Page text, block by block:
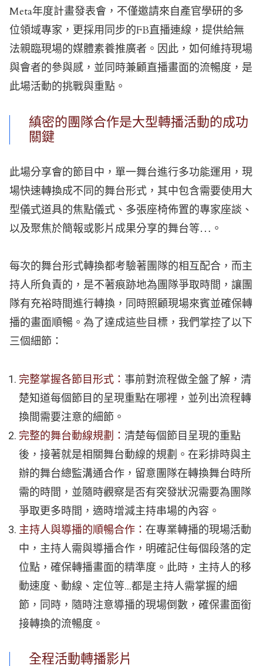
Meta年度計畫發表會，不僅邀請來自產官學研的多
位領域專家，更採用同步的FB直播連線，提供給無
法親臨現場的媒體素養推廣者。因此，如何維持現場
與會者的參與感，並同時兼顧直播畫面的流暢度，是
此場活動的挑戰與重點。
縝密的團隊合作是大型轉播活動的成功
關鍵
此場分享會的節目中，單一舞台進行多功能運用，現
場快速轉換成不同的舞台形式，其中包含需要使用大
型儀式道具的焦點儀式、多張座椅佈置的專家座談、
以及聚焦於簡報或影片成果分享的舞台等…。
每次的舞台形式轉換都考驗著團隊的相互配合，而主
持人所負責的，是不著痕跡地為團隊爭取時間，讓團
隊有充裕時間進行轉換，同時照顧現場來賓並確保轉
播的畫面順暢。為了達成這些目標，我們掌控了以下
三個細節：
完整掌握各節目形式 ： 事前對流程做全盤了解，清
楚知道每個節目的呈現重點在哪裡，並列出流程轉
換間需要注意的細節。
完整的舞台動線規劃 ： 清楚每個節目呈現的重點
後，接著就是相關舞台動線的規劃。在彩排時與主
辦的舞台總監溝通合作，留意團隊在轉換舞台時所
需的時間，並隨時觀察是否有突發狀況需要為團隊
爭取更多時間，適時增減主持串場的內容。
主持人與導播的順暢合作 ： 在專業轉播的現場活動
中，主持人需與導播合作，明確記住每個段落的定
位點，確保轉播畫面的精準度。此時，主持人的移
動速度、動線、定位等…都是主持人需掌握的細
節，同時，隨時注意導播的現場倒數，確保畫面銜
接轉換的流暢度。
全程活動轉播影片